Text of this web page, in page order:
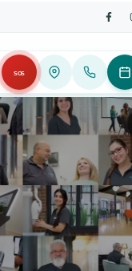
SOS